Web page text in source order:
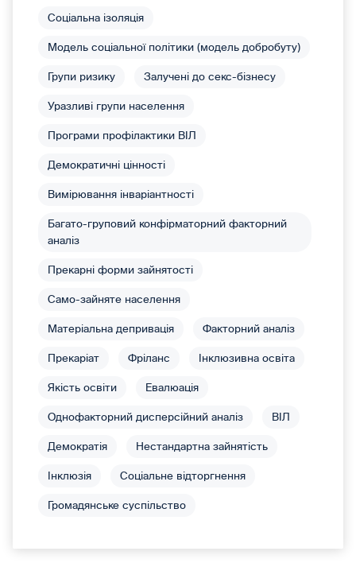
Соціальна ізоляція
Модель соціальної політики (модель добробуту)
Групи ризику Залучені до секс-бізнесу
Уразливі групи населення
Програми профілактики ВІЛ
Демократичні цінності
Вимірювання інваріантності
Багато-груповий конфірматорний факторний
аналіз
Прекарні форми зайнятості
Само-зайняте населення
Матеріальна депривація Факторний аналіз
Прекаріат Фріланс Інклюзивна освіта
Якість освіти Евалюація
Однофакторний дисперсійний аналіз ВІЛ
Демократія Нестандартна зайнятість
Інклюзія Соціальне відторгнення
Громадянське суспільство